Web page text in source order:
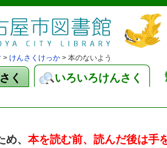
> けんさくけっか > 本のないよう
く いろいろけんさく
め、本を読む前、読んだ後は手